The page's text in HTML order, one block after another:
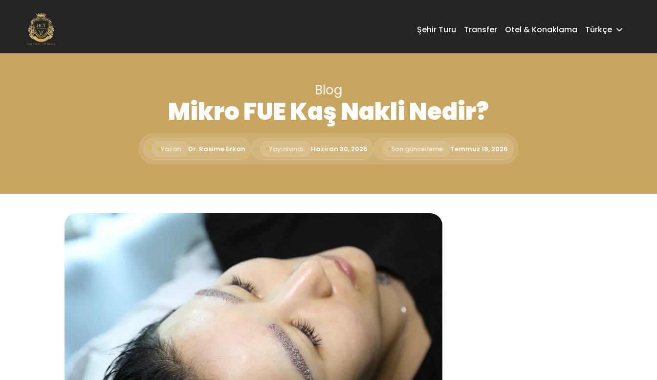
Şehir Turu Transfer Otel & Konaklama Türkçe
Blog
Mikro FUE Kaş Nakli Nedir?
Yazan: Dr. Rasime Erkan Yayınlandı: Haziran 30, 2025 Son güncelleme: Temmuz 18, 2026